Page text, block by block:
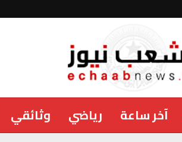
آخر ساعة رياضي وثائقي